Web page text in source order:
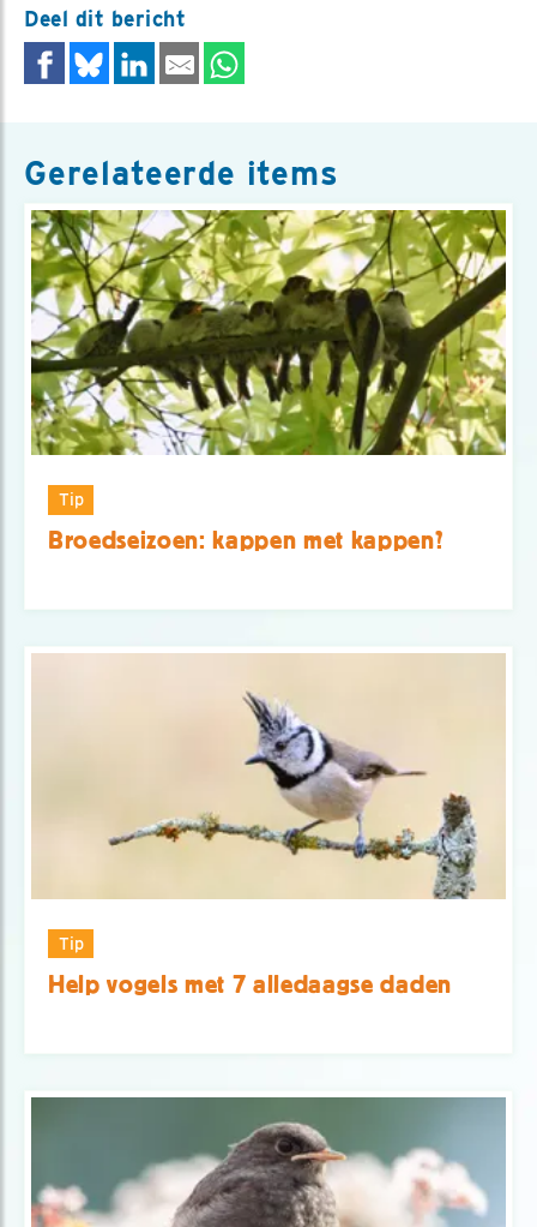
Deel dit bericht
Gerelateerde items
Tip
Broedseizoen: kappen met kappen?
Tip
Help vogels met 7 alledaagse daden